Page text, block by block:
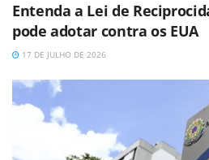
Entenda a Lei de
pode adotar contra os EUA
17 DE JULHO DE 2026